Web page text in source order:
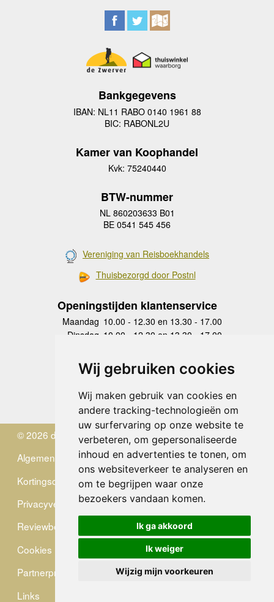
Wij gebruiken cookies
Wij maken gebruik van cookies en
andere tracking-technologieën om
uw surfervaring op onze website te
verbeteren, om gepersonaliseerde
inhoud en advertenties te tonen, om
ons websiteverkeer te analyseren en
om te begrijpen waar onze
bezoekers vandaan komen.
Ik ga akkoord
Ik weiger
Wijzig mijn voorkeuren
Bankgegevens
IBAN: NL11 RABO 0140 1961 88
BIC: RABONL2U
Kamer van Koophandel
Kvk: 75240440
BTW-nummer
NL 860203633 B01
BE 0541 545 456
Vereniging van Reisboekhandels
Thuisbezorgd door Postnl
Openingstijden klantenservice
Maandag 10.00 - 12.30 en 13.30 - 17.00
Dinsdag 10.00 - 12.30 en 13.30 - 17.00
Donderdag
10.00 - 12.30 en 13.30 - 17.00
Vrijdag 10.00 - 12.30 en 13.30 - 17.00
Zaterdag
gesloten
Zondag gesloten
© 2026 de Zwerver
Algemene Voorwaarden
Kortingscode
Privacyverklaring
Reviewbeleid
Cookies
Partnerprogramma
Links